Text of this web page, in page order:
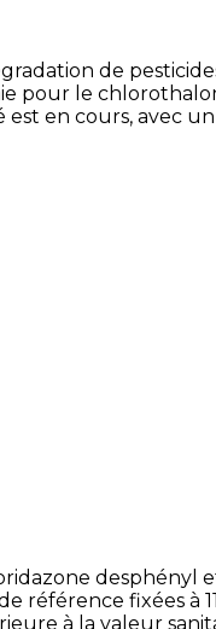
de
le chlorothalonil
en cours, avec
desphényl
référence fixées à
à la valeur